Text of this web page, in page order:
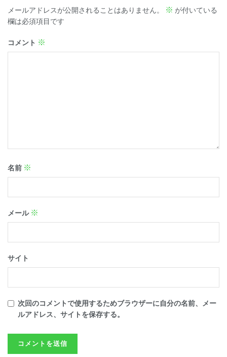
メールアドレスが公開されることはありません。 ※ が付いている
欄は必須項目です
コメント ※
名前 ※
メール ※
サイト
次回のコメントで使用するためブラウザーに自分の名前、メー
ルアドレス、サイトを保存する。